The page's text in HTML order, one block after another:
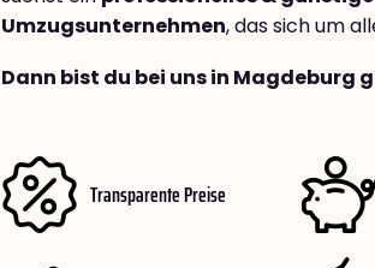
Umzugsunternehmen, das sich um
Dann bist du bei uns in Magdeburg
Transparente Preise